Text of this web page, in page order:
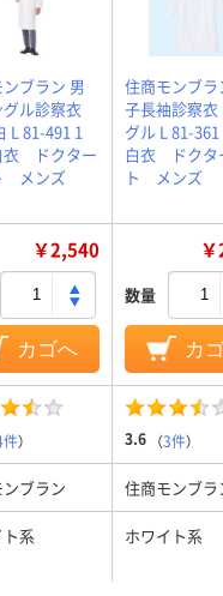
ブラン 男
ル診察衣
L 81-491 1
ドクター
メンズ
住商モンブラ
子長袖診察衣
グル L 81-
白衣 ドクタ
ト メンズ
￥2,540
カゴへ
数量
カ
件） 3.6 （3件）
ブラン 住商モンブラ
系 ホワイト系